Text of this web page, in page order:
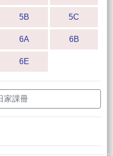
5B 5C
6A 6B
6E
家課冊